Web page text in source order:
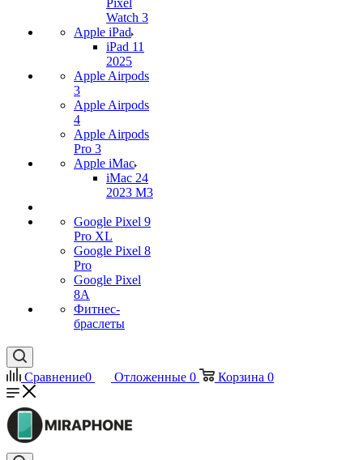
Pixel
Watch 3
Apple iPad
iPad 11
2025
Apple Airpods
3
Apple Airpods
4
Apple Airpods
Pro 3
Apple iMac
iMac 24
2023 M3
Google Pixel 9
Pro XL
Google Pixel 8
Pro
Google Pixel
8A
Фитнес-
браслеты
Сравнение0 Отложенные 0 Корзина 0